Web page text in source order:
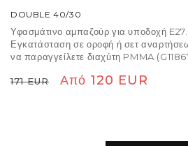
DOUBLE 40/30
Υφασμάτινο αμπαζούρ για υποδοχή E27.
Εγκατάσταση σε οροφή ή σετ
να παραγγείλετε διαχύτη PMMA
ENZO, KOMBIX, LISA, SOLO.
Κανονική
171 EUR
Τιμή
Από 120 EUR